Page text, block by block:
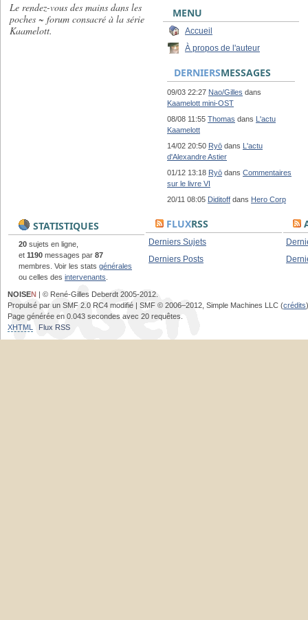
Le rendez-vous des mains dans les
poches ~ forum consacré à la série
Kaamelott.
MENU
Accueil
À propos de l'auteur
DERNIERSMESSAGES
09/03 22:27 Nao/Gilles dans
Kaamelott mini-OST
08/08 11:55 Thomas dans L'actu
Kaamelott
14/02 20:50 Ryō dans L'actu
d'Alexandre Astier
01/12 13:18 Ryō dans Commentaires
sur le livre VI
20/11 08:05 Diditoff dans Hero Corp
STATISTIQUES
20 sujets en ligne,
et 1190 messages par 87
membres. Voir les stats générales
ou celles des intervenants
FLUXRSS
Derniers Sujets
Derniers Posts
NOISEN | © René-Gilles Deberdt 2005-2012.
Propulsé par un SMF 2.0 RC4 modifié | SMF © 2006–2012, Simple Machines LLC (crédits)
Page générée en 0.043 secondes avec 20 requêtes.
XHTML
Flux RSS